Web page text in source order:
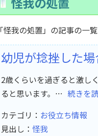
「怪我の処置」の記事の一覧
幼児が捻挫した
2歳くらいを過ぎると激し
ると思います。… 続きを
カテゴリ： お役立ち情報
見出し： 怪我